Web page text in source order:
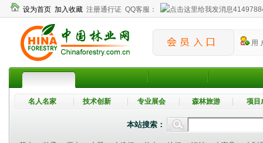
设为首页 加入收藏 注册通行证 QQ客服：
用
名人名家 技术创新 专业展会 森林旅游 项目
本站搜索：